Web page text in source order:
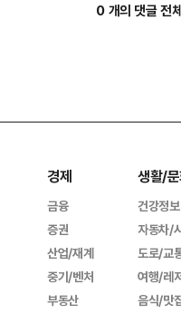
0 개의 댓글 전
경제
금융
증권
산업/재계
중기/벤처
부동산
생활/
건강정보
자동차/
도로/교
여행/레
음식/맛